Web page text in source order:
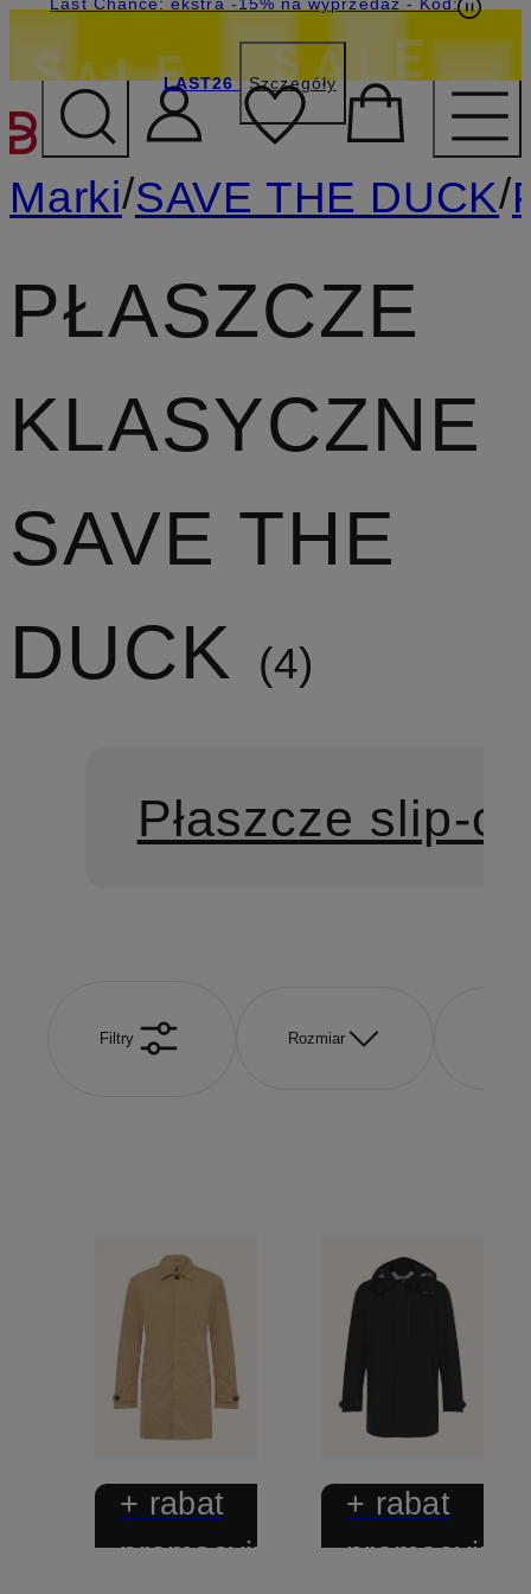
PRZEJDŹ DO GŁÓWNEJ
LAST26 Szczegóły
Marki/SAVE THE DUCK/
PŁASZCZE
KLASYCZNE
SAVE THE
DUCK
4
Płaszcze slip-on
Filtry Rozmiar
+ rabat
promocyjny
+ rabat
promocyjny